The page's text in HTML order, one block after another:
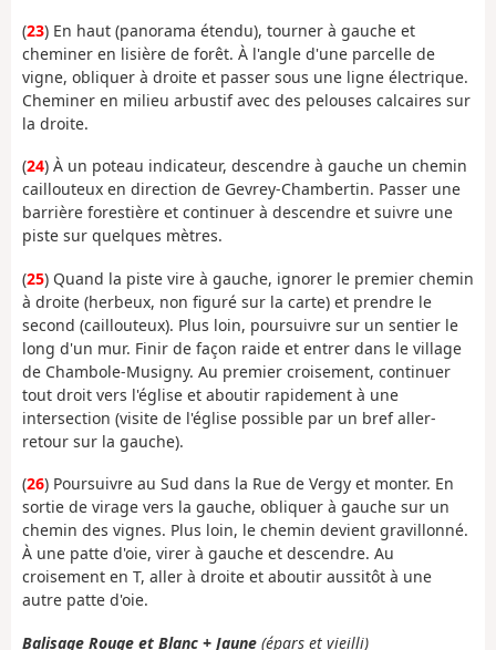
(23) En haut (panorama étendu), tourner à gauche et
cheminer en lisière de forêt. À l'angle d'une parcelle de
vigne, obliquer à droite et passer sous une ligne électrique.
Cheminer en milieu arbustif avec des pelouses calcaires sur
la droite.
(24) À un poteau indicateur, descendre à gauche un chemin
caillouteux en direction de Gevrey-Chambertin. Passer une
barrière forestière et continuer à descendre et suivre une
piste sur quelques mètres.
(25) Quand la piste vire à gauche, ignorer le premier chemin
à droite (herbeux, non figuré sur la carte) et prendre le
second (caillouteux). Plus loin, poursuivre sur un sentier le
long d'un mur. Finir de façon raide et entrer dans le village
de Chambole-Musigny. Au premier croisement, continuer
tout droit vers l'église et aboutir rapidement à une
intersection (visite de l'église possible par un bref aller-
retour sur la gauche).
(26) Poursuivre au Sud dans la Rue de Vergy et monter. En
sortie de virage vers la gauche, obliquer à gauche sur un
chemin des vignes. Plus loin, le chemin devient gravillonné.
À une patte d'oie, virer à gauche et descendre. Au
croisement en T, aller à droite et aboutir aussitôt à une
autre patte d'oie.
Balisage Rouge et Blanc + Jaune (épars et vieilli)